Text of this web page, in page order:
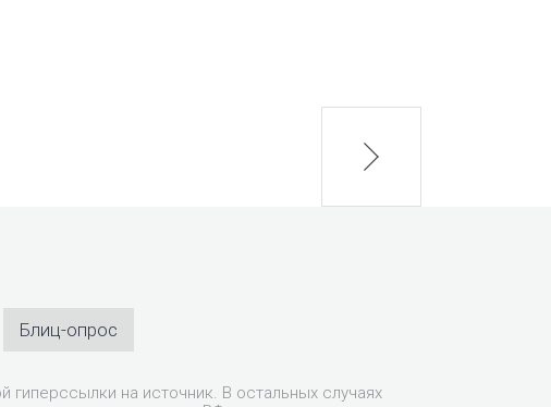
next
Блиц-опрос
гиперссылки на источник. В остальных случаях